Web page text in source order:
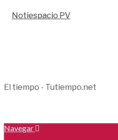
El tiempo - Tutiempo.net
Navegar